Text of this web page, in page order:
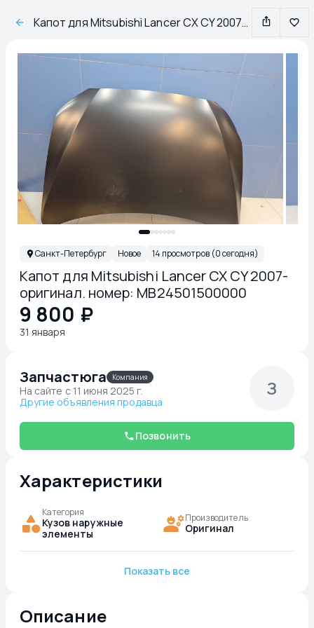
Капот для Mitsubishi Lancer CX CY 2007- оригинал. номер: MB24501500000
Капот для Mitsubishi Lancer CX CY 2007-
оригинал. номер: MB24501500000
9 800 ₽
31 января
Санкт-Петербург Новое 14 просмотров (0 сегодня)
Запчастюга Компания
На сайте c 11 июня 2025 г.
Другие объявления продавца
З
Позвонить
Характеристики
Категория
Кузов наружные
элементы
Производитель
Оригинал
Показать все
Описание